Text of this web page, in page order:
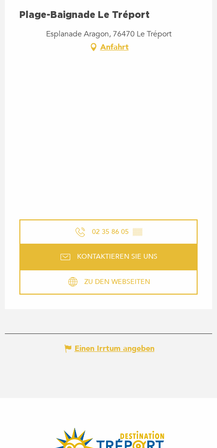
Plage-Baignade Le Tréport
Esplanade Aragon, 76470 Le Tréport
Anfahrt
02 35 86 05 ▒▒
KONTAKTIEREN SIE UNS
ZU DEN WEBSEITEN
Einen Irrtum angeben